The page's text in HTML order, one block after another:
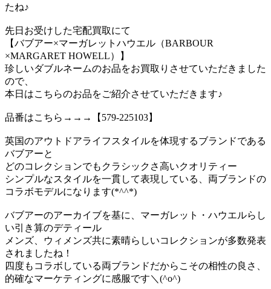
たね♪
先日お受けした宅配買取にて
【バブアー×マーガレットハウエル（BARBOUR
×MARGARET HOWELL）】
珍しいダブルネームのお品をお買取りさせていただきました
ので、
本日はこちらのお品をご紹介させていただきます♪
品番はこちら→→→【579-225103】
英国のアウトドアライフスタイルを体現するブランドである
バブアーと
どのコレクションでもクラシックさ高いクオリティー
シンプルなスタイルを一貫して表現している、両ブランドの
コラボモデルになります(*^^*)
バブアーのアーカイブを基に、マーガレット・ハウエルらし
い引き算のデティール
メンズ、ウィメンズ共に素晴らしいコレクションが多数発表
されましたね！
四度もコラボしている両ブランドだからこその相性の良さ、
的確なマーケティングに感服です＼(^o^)